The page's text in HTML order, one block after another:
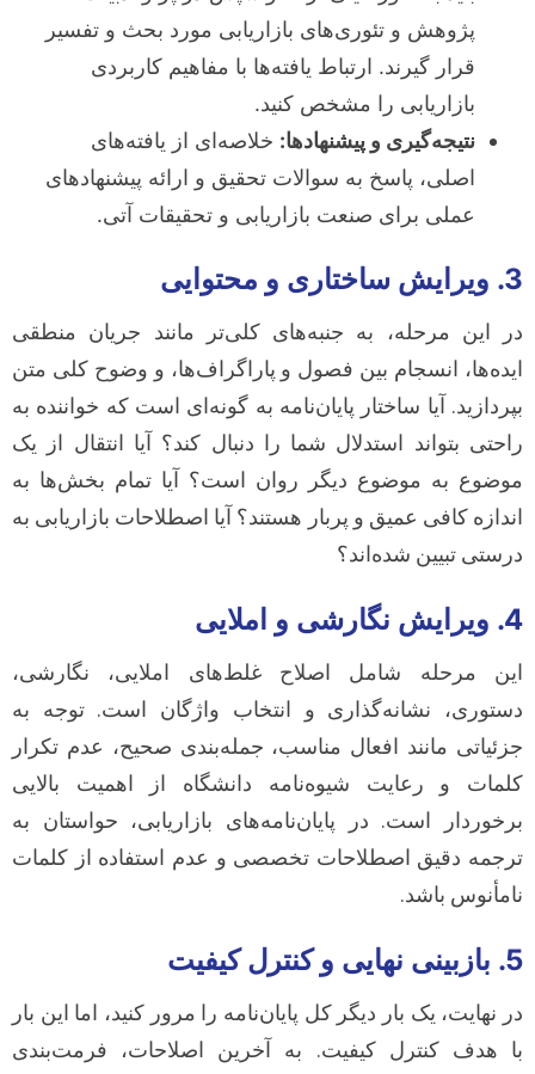
پژوهش و تئوری‌های بازاریابی مورد بحث و تفسیر
قرار گیرند. ارتباط یافته‌ها با مفاهیم کاربردی
بازاریابی را مشخص کنید.
نتیجه‌گیری و پیشنهادها: خلاصه‌ای از یافته‌های
اصلی، پاسخ به سوالات تحقیق و ارائه پیشنهادهای
عملی برای صنعت بازاریابی و تحقیقات آتی.
3. ویرایش ساختاری و محتوایی
در این مرحله، به جنبه‌های کلی‌تر مانند جریان منطقی
ایده‌ها، انسجام بین فصول و پاراگراف‌ها، و وضوح کلی متن
بپردازید. آیا ساختار پایان‌نامه به گونه‌ای است که خواننده به
راحتی بتواند استدلال شما را دنبال کند؟ آیا انتقال از یک
موضوع به موضوع دیگر روان است؟ آیا تمام بخش‌ها به
اندازه کافی عمیق و پربار هستند؟ آیا اصطلاحات بازاریابی به
درستی تبیین شده‌اند؟
4. ویرایش نگارشی و املایی
این مرحله شامل اصلاح غلط‌های املایی، نگارشی،
دستوری، نشانه‌گذاری و انتخاب واژگان است. توجه به
جزئیاتی مانند افعال مناسب، جمله‌بندی صحیح، عدم تکرار
کلمات و رعایت شیوه‌نامه دانشگاه از اهمیت بالایی
برخوردار است. در پایان‌نامه‌های بازاریابی، حواستان به
ترجمه دقیق اصطلاحات تخصصی و عدم استفاده از کلمات
نامأنوس باشد.
5. بازبینی نهایی و کنترل کیفیت
در نهایت، یک بار دیگر کل پایان‌نامه را مرور کنید، اما این بار
با هدف کنترل کیفیت. به آخرین اصلاحات، فرمت‌بندی